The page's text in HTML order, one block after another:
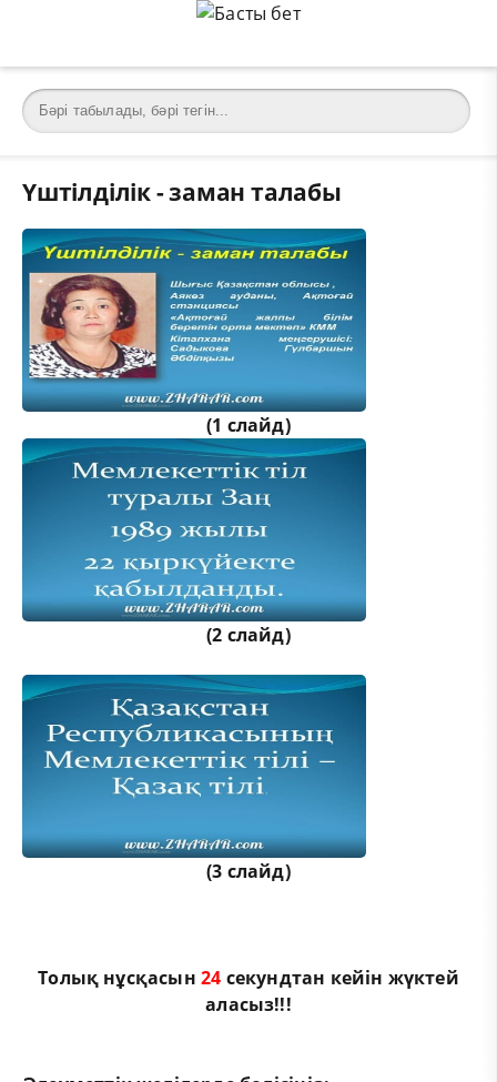
Үштілділік - заман талабы
(1 слайд)
(2 слайд)
(3 слайд)
Толық нұсқасын24 секундтан кейін жүктей
аласыз!!!